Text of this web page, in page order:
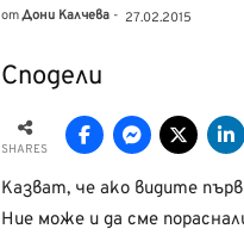
отДони Калчева - 27.02.2015
Сподели
SHARES
Казват, че ако видите
Ние може и да сме